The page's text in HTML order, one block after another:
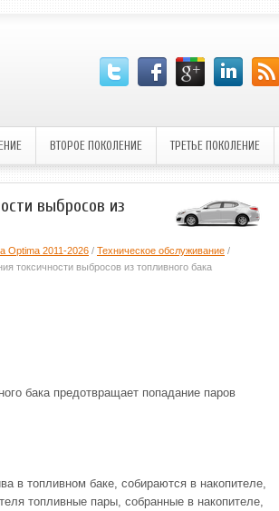
ВТОРОЕ ПОКОЛЕНИЕ ТРЕТЬЕ ПОКОЛЕНИЕ
выбросов из
Optima 2011-2026 / Техническое обслуживание /
токсичности выбросов из топливного бака
бака предотвращает попадание паров
в топливном баке, собираются в накопителе,
топливные пары, собранные в накопителе,